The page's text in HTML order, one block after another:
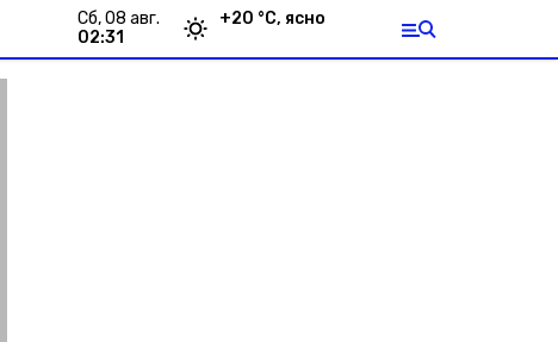
сб, 08 авг.
02:31
+20 °С, ясно